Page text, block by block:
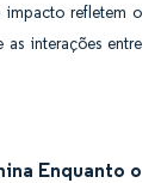
impacto refletem o
interações entre
Enquanto o